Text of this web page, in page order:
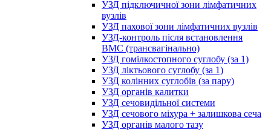
УЗД підключичної зони лімфатичних
вузлів
УЗД пахової зони лімфатичних вузлів
УЗД-контроль після встановлення
ВМС (трансвагінально)
УЗД гомілкостопного суглобу (за 1)
УЗД ліктьового суглобу (за 1)
УЗД колінних суглобів (за пару)
УЗД органів калитки
УЗД сечовидільної системи
УЗД сечового міхура + залишкова сеча
УЗД органів малого тазу